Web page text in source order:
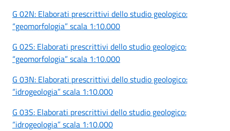
G 02N: Elaborati prescrittivi dello studio geologico:
“geomorfologia” scala 1:10.000
G 02S: Elaborati prescrittivi dello studio geologico:
“geomorfologia” scala 1:10.000
G 03N: Elaborati prescrittivi dello studio geologico:
“idrogeologia” scala 1:10.000
G 03S: Elaborati prescrittivi dello studio geologico:
“idrogeologia” scala 1:10.000